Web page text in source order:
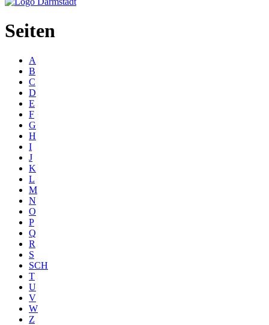
Seiten
A
B
C
D
E
F
G
H
I
J
K
L
M
N
O
P
Q
R
S
SCH
T
U
V
W
Z